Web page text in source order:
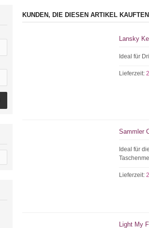
KUNDEN, DIE DIESEN ARTIKEL
Lansky
Ideal für
Lieferzeit:
Sammler
Ideal für
Lieferzeit:
Light My